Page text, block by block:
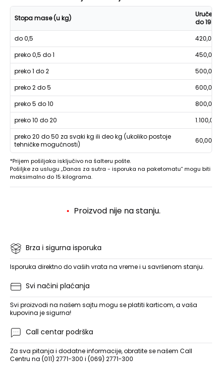
Stopa mase (u kg)
Uručenje
do 19h
do 0,5
420,00
preko 0,5 do 1
450,00
preko 1 do 2
500,00
preko 2 do 5
600,00
preko 5 do 10
800,00
preko 10 do 20
1.100,00
preko 20 do 50 za svaki kg ili deo kg (ukoliko postoje
tehničke mogućnosti)
60,00
*Prijem pošiljaka isključivo na šalteru pošte.
Pošiljke za uslugu „Danas za sutra - isporuka na paketomatu“ mogu biti
maksimalno do 15 kilograma.
Proizvod nije na stanju.
Brza i sigurna isporuka
Isporuka direktno do vaših vrata na vreme i u savršenom stanju.
Svi načini plaćanja
Svi proizvodi na našem sajtu mogu se platiti karticom, a vaša
kupovina je sigurna!
Call centar podrška
Za sva pitanja i dodatne informacije, obratite se našem Call
Centru na (011) 2771-300 i (069) 2771-300